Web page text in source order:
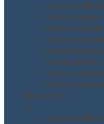
Settore edili /
Settore legno
Settore
Settore
Settore
Settore saloni
Settore
Blog e Info
▼